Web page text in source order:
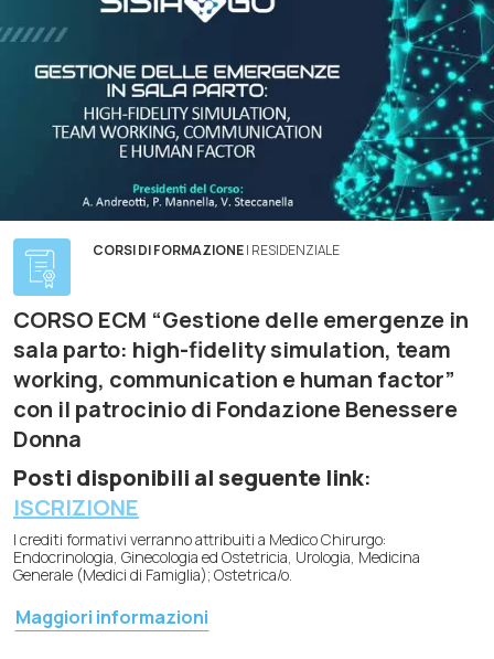
CORSI DI FORMAZIONE| RESIDENZIALE
CORSO ECM “Gestione delle emergenze in
sala parto: high-fidelity simulation, team
working, communication e human factor”
con il patrocinio di Fondazione Benessere
Donna
Posti disponibili al seguente link:
ISCRIZIONE
I crediti formativi verranno attribuiti a Medico Chirurgo:
Endocrinologia, Ginecologia ed Ostetricia, Urologia, Medicina
Generale (Medici di Famiglia); Ostetrica/o.
Maggiori informazioni